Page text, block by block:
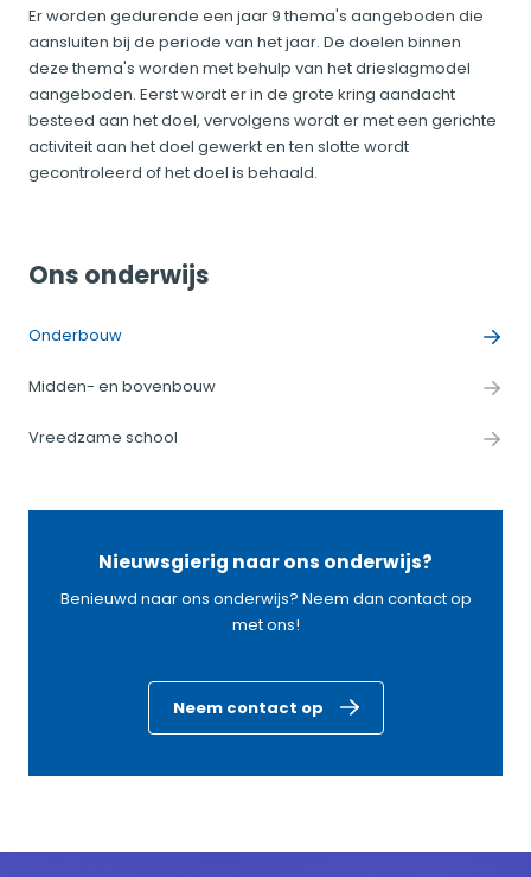
Er worden gedurende een jaar 9 thema's aangeboden die
aansluiten bij de periode van het jaar. De doelen binnen
deze thema's worden met behulp van het drieslagmodel
aangeboden. Eerst wordt er in de grote kring aandacht
besteed aan het doel, vervolgens wordt er met een gerichte
activiteit aan het doel gewerkt en ten slotte wordt
gecontroleerd of het doel is behaald.
Ons onderwijs
Onderbouw
Midden- en bovenbouw
Vreedzame school
Nieuwsgierig naar ons onderwijs?
Benieuwd naar ons onderwijs? Neem dan contact op
met ons!
Neem contact op